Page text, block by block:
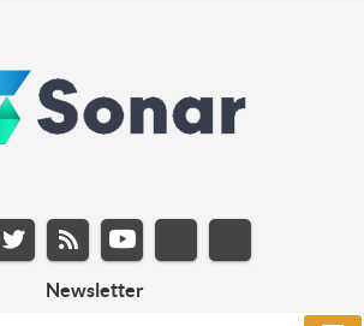
Newsletter